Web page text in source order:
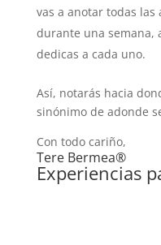
vas a anotar todas
durante una semana,
dedicas a cada uno.
Así, notarás hacia
sinónimo de adonde
Con todo cariño,
Tere Bermea®
Experiencias